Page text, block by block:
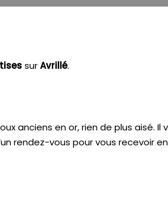
surAvrillé.
anciens en or, rien de plus aisé. Il
rendez-vous pour vous recevoir en